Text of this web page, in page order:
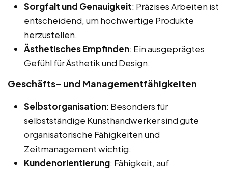
Sorgfalt und Genauigkeit: Präzises Arbeiten ist
entscheidend, um hochwertige Produkte
herzustellen.
Ästhetisches Empfinden: Ein ausgeprägtes
Gefühl für Ästhetik und Design.
Geschäfts- und Managementfähigkeiten
Selbstorganisation: Besonders für
selbstständige Kunsthandwerker sind gute
organisatorische Fähigkeiten und
Zeitmanagement wichtig.
Kundenorientierung: Fähigkeit, auf